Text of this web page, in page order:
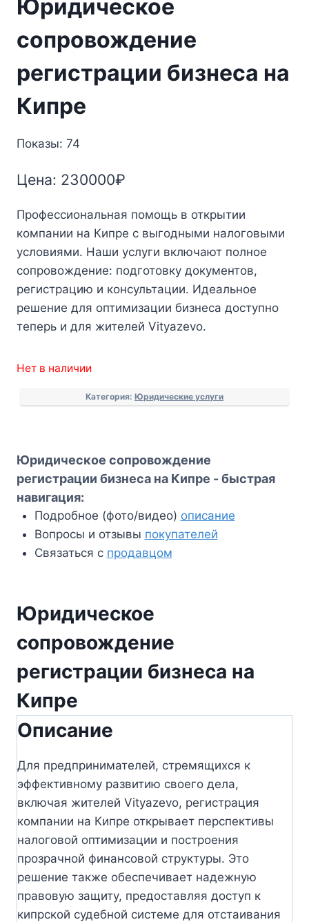
Юридическое
сопровождение
регистрации бизнеса на
Кипре
Показы: 74
Цена: 230000₽
Профессиональная помощь в открытии
компании на Кипре с выгодными налоговыми
условиями. Наши услуги включают полное
сопровождение: подготовку документов,
регистрацию и консультации. Идеальное
решение для оптимизации бизнеса доступно
теперь и для жителей Vityazevo.
Нет в наличии
Категория: Юридические услуги
Юридическое сопровождение
регистрации бизнеса на Кипре - быстрая
навигация:
Подробное (фото/видео) описание
Вопросы и отзывы покупателей
Связаться с продавцом
Юридическое
сопровождение
регистрации бизнеса на
Кипре
Описание
Для предпринимателей, стремящихся к
эффективному развитию своего дела,
включая жителей Vityazevo, регистрация
компании на Кипре открывает перспективы
налоговой оптимизации и построения
прозрачной финансовой структуры. Это
решение также обеспечивает надежную
правовую защиту, предоставляя доступ к
кипрской судебной системе для отстаивания